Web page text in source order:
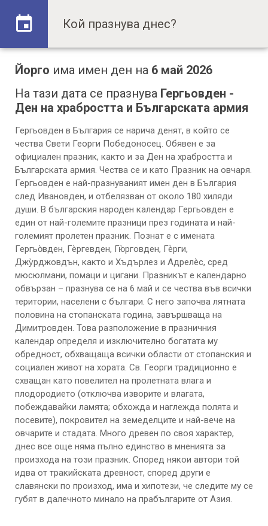
Йорго има имен ден на 6 май 2026
На тази дата се празнува Гергьовден -
Ден на храбростта и Българската армия
Гергьовден в България се нарича денят, в който се
чества Свети Георги Победоносец. Обявен е за
официален празник, както и за Ден на храбростта и
Българската армия. Чества се и като Празник на овчаря.
Гергьовден е най-празнуваният имен ден в България
след Ивановден, и отбелязван от около 180 хиляди
души. В българския народен календар Гергьовден е
един от най-големите празници през годината и най-
големият пролетен празник. Познат е с имената
Гергьо̀вден, Гѐргевден, Гю̀рговден, Гѐрги,
Джу̀рджовдън, както и Хъдърлез и Адрелѐс, сред
мюсюлмани, помаци и цигани. Празникът е календарно
обвързан – празнува се на 6 май и се чества във всички
територии, населени с българи. С него започва лятната
половина на стопанската година, завършваща на
Димитровден. Това разположение в празничния
календар определя и изключително богатата му
обредност, обхващаща всички области от стопанския и
социален живот на хората. Св. Георги традиционно е
схващан като повелител на пролетната влага и
плодородието (отключва изворите и влагата,
побеждавайки ламята; обхожда и наглежда полята и
посевите), покровител на земеделците и най-вече на
овчарите и стадата. Много древен по своя характер,
днес все още няма пълно единство в мненията за
произхода на този празник. Според някои автори той
идва от тракийската древност, според други е
славянски по произход, има и хипотези, че следите му се
губят в далечното минало на прабългарите от Азия.